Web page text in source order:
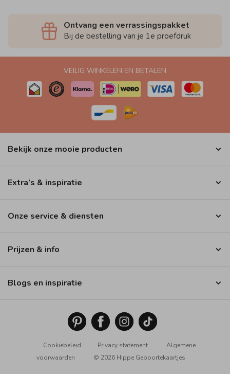
Ontvang een verrassingspakket
Bij de bestelling van je 1e proefdruk
VEILIG WINKELEN EN BETALEN
Bekijk onze mooie producten
Extra’s & inspiratie
Onze service & diensten
Prijzen & info
Blogs en inspiratie
Cookiebeleid Privacy statement
Algemene
voorwaarden
© 2026 Hippe Geboortekaartjes